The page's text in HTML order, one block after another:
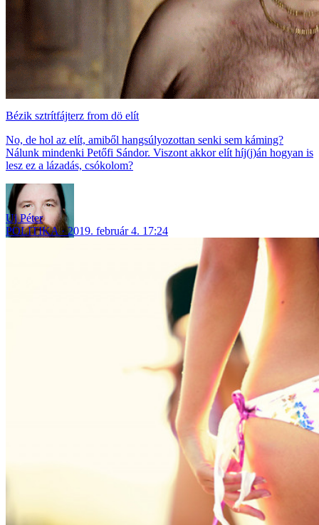
Bézik sztrítfájterz from dö elít
No, de hol az elít, amiből hangsúlyozottan senki sem káming?
Nálunk mindenki Petőfi Sándor. Viszont akkor elít híj(j)án hogyan is
lesz ez a lázadás, csókolom?
Uj Péter
POLITIKA
2019. február 4. 17:24